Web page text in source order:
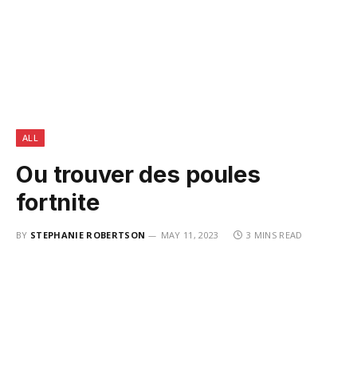
ALL
Ou trouver des poules
fortnite
BY STEPHANIE ROBERTSON MAY 11, 2023 3 MINS READ